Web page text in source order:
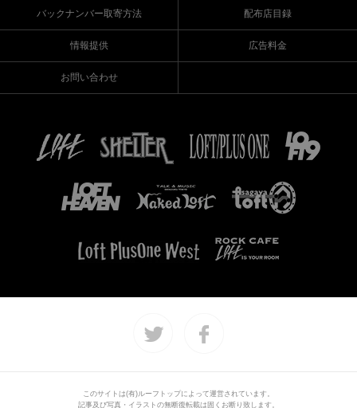
バックナンバー取寄方法 配布店目録
情報提供 広告料金
お問い合わせ
このサイトは(有)ルーフトップによって運営されています。
記事及び写真・イラストの無断復転載は固くお断り致します。